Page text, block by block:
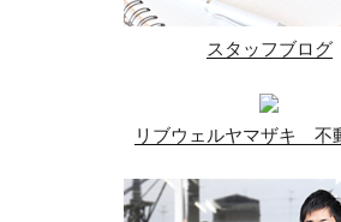
スタッフブログ
リブウェルヤマザキ 不